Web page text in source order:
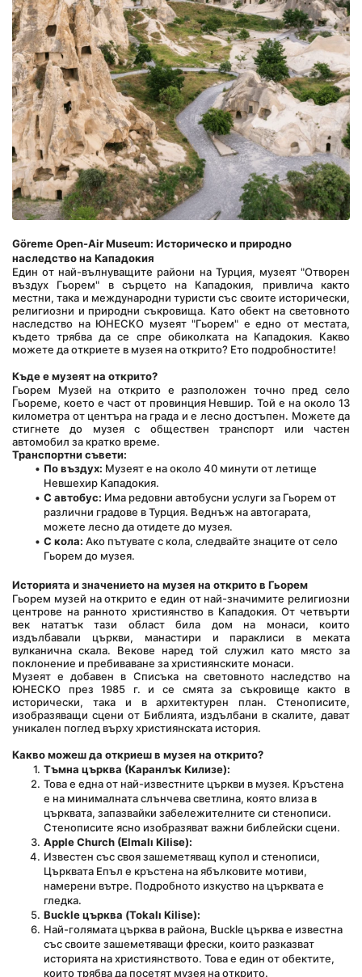
Göreme Open-Air Museum: Историческо и природно
наследство на Кападокия
Един от най-вълнуващите райони на Турция, музеят "Отворен
въздух Гьорем" в сърцето на Кападокия, привлича както
местни, така и международни туристи със своите исторически,
религиозни и природни съкровища. Като обект на световното
наследство на ЮНЕСКО музеят "Гьорем" е едно от местата,
където трябва да се спре обиколката на Кападокия. Какво
можете да откриете в музея на открито? Ето подробностите!
Къде е музеят на открито?
Гьорем Музей на открито е разположен точно пред село
Гьореме, което е част от провинция Невшир. Той е на около 13
километра от центъра на града и е лесно достъпен. Можете да
стигнете до музея с обществен транспорт или частен
автомобил за кратко време.
Транспортни съвети:
По въздух: Музеят е на около 40 минути от летище
Невшехир Кападокия.
С автобус: Има редовни автобусни услуги за Гьорем от
различни градове в Турция. Веднъж на автогарата,
можете лесно да отидете до музея.
С кола: Ако пътувате с кола, следвайте знаците от село
Гьорем до музея.
Историята и значението на музея на открито в Гьорем
Гьорем музей на открито е един от най-значимите религиозни
центрове на ранното християнство в Кападокия. От четвърти
век нататък тази област била дом на монаси, които
издълбавали църкви, манастири и параклиси в меката
вулканична скала. Векове наред той служил като място за
поклонение и пребиваване за християнските монаси.
Музеят е добавен в Списъка на световното наследство на
ЮНЕСКО през 1985 г. и се смята за съкровище както в
исторически, така и в архитектурен план. Стенописите,
изобразяващи сцени от Библията, издълбани в скалите, дават
уникален поглед върху християнската история.
Какво можеш да откриеш в музея на открито?
Тъмна църква (Каранлък Килизе):
Това е една от най-известните църкви в музея. Кръстена
е на минималната слънчева светлина, която влиза в
църквата, запазвайки забележителните си стенописи.
Стенописите ясно изобразяват важни библейски сцени.
Apple Church (Elmalı Kilise):
Известен със своя зашеметяващ купол и стенописи,
Църквата Епъл е кръстена на ябълковите мотиви,
намерени вътре. Подробното изкуство на църквата е
гледка.
Buckle църква (Tokalı Kilise):
Най-голямата църква в района, Buckle църква е известна
със своите зашеметяващи фрески, които разказват
историята на християнството. Това е един от обектите,
които трябва да посетят музея на открито.